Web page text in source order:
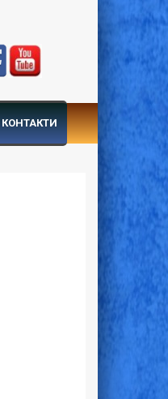
КОНТАКТИ